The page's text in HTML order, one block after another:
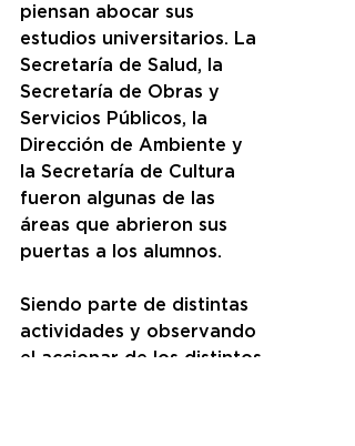
piensan abocar sus
estudios universitarios. La
Secretaría de Salud, la
Secretaría de Obras y
Servicios Públicos, la
Dirección de Ambiente y
la Secretaría de Cultura
fueron algunas de las
áreas que abrieron sus
puertas a los alumnos.
Siendo parte de distintas
actividades y observando
el accionar de los distintos